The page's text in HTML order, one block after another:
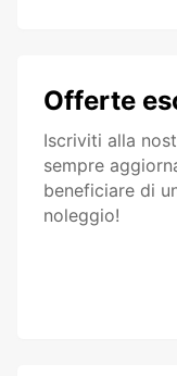
Offerte
Iscriviti alla
sempre
beneficiare di
noleggio!